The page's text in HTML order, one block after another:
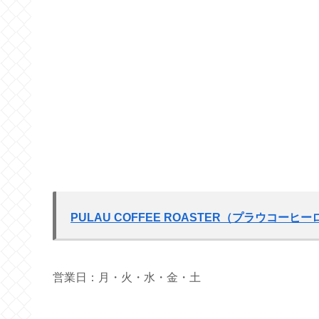
PULAU COFFEE ROASTER（プラウコーヒー
営業日：月・火・水・金・土